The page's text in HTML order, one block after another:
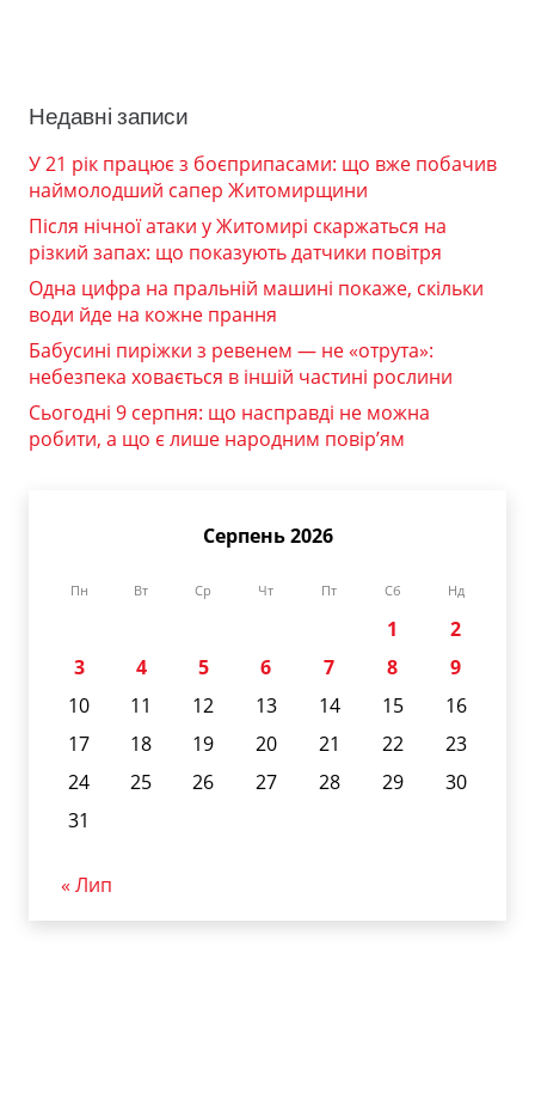
Недавні записи
У 21 рік працює з боєприпасами: що вже побачив
наймолодший сапер Житомирщини
Після нічної атаки у Житомирі скаржаться на
різкий запах: що показують датчики повітря
Одна цифра на пральній машині покаже, скільки
води йде на кожне прання
Бабусині пиріжки з ревенем — не «отрута»:
небезпека ховається в іншій частині рослини
Сьогодні 9 серпня: що насправді не можна
робити, а що є лише народним повір’ям
Серпень 2026
Пн Вт Ср Чт Пт Сб Нд
1
2
3
4 5 6 7 8
9
10
11 12 13 14 15
16
17
18 19 20 21 22
23
24
25 26 27 28 29
30
31
« Лип